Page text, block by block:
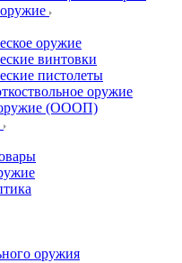
оружие
винтовки
пистолеты
оружие
оружие (ОООП)
оружия